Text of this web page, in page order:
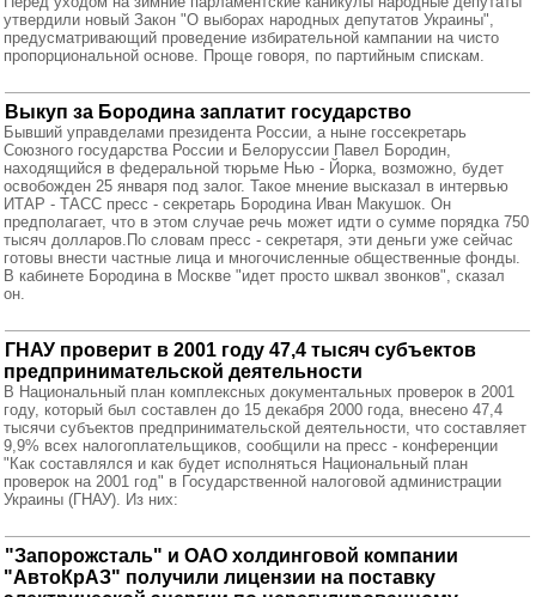
утвердили новый Закон "О выборах народных депутатов Украины",
предусматривающий проведение избирательной кампании на чисто
пропорциональной основе. Проще говоря, по партийным спискам.
Выкуп за Бородина заплатит государство
Бывший управделами президента России, а ныне госсекретарь
Союзного государства России и Белоруссии Павел Бородин,
находящийся в федеральной тюрьме Нью - Йорка, возможно, будет
освобожден 25 января под залог. Такое мнение высказал в интервью
ИТАР - ТАСС пресс - секретарь Бородина Иван Макушок. Он
предполагает, что в этом случае речь может идти о сумме порядка 750
тысяч долларов.По словам пресс - секретаря, эти деньги уже сейчас
готовы внести частные лица и многочисленные общественные фонды.
В кабинете Бородина в Москве "идет просто шквал звонков", сказал
он.
ГНАУ проверит в 2001 году 47,4 тысяч субъектов
предпринимательской деятельности
В Национальный план комплексных документальных проверок в 2001
году, который был составлен до 15 декабря 2000 года, внесено 47,4
тысячи субъектов предпринимательской деятельности, что составляет
9,9% всех налогоплательщиков, сообщили на пресс - конференции
"Как составлялся и как будет исполняться Национальный план
проверок на 2001 год" в Государственной налоговой администрации
Украины (ГНАУ). Из них:
"Запорожсталь" и ОАО холдинговой компании
"АвтоКрАЗ" получили лицензии на поставку